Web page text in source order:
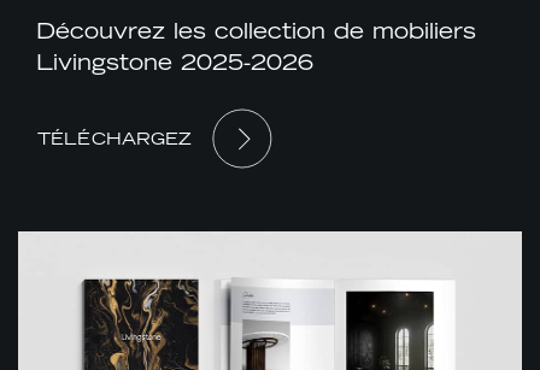
Découvrez les collection de mobiliers
Livingstone 2025-2026
TÉLÉCHARGEZ